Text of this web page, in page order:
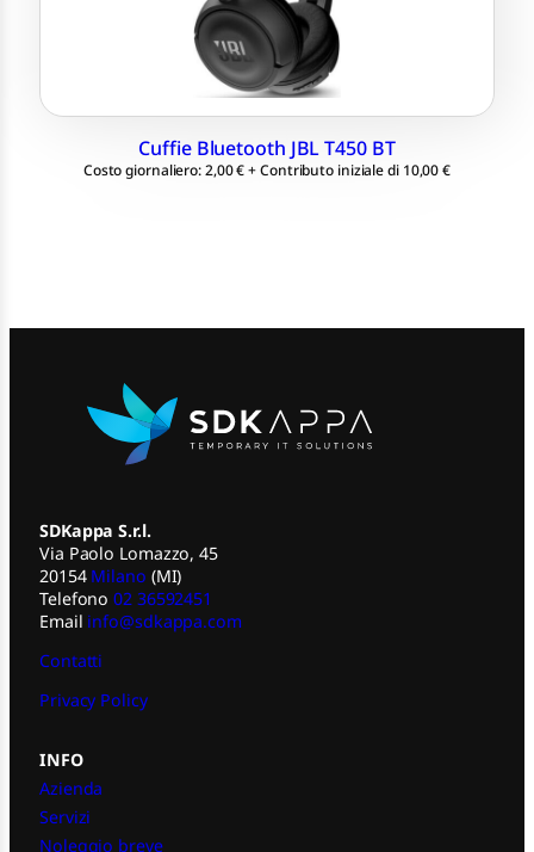
Cuffie Bluetooth JBL T450 BT
Costo giornaliero: 2,00 € + Contributo iniziale di 10,00 €
SDKappa S.r.l.
Via Paolo Lomazzo, 45
20154 Milano (MI)
Telefono02 36592451
Email info@sdkappa.com
Contatti
Privacy Policy
INFO
Azienda
Servizi
Noleggio breve